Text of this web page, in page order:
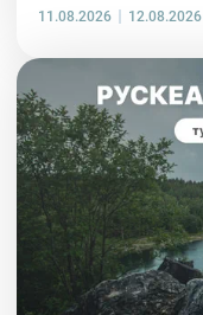
11.08.2026 12.08.2026